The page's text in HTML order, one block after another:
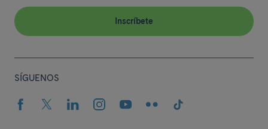
Inscríbete
SÍGUENOS